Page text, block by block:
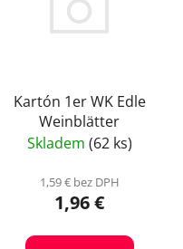
Kartón 1er WK Edle
Weinblätter
Skladem (62 ks)
1,59 € bez DPH
1,96 €